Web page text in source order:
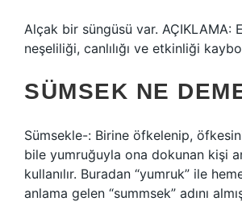
Alçak bir süngüsü var. AÇIKLAMA:
neşeliliği, canlılığı ve etkinliği
SÜMSEK NE
Sümsekle-: Birine öfkelenip,
bile yumruğuyla ona dokunan kişi
kullanılır. Buradan “yumruk” ile
anlama gelen “summsek” adını